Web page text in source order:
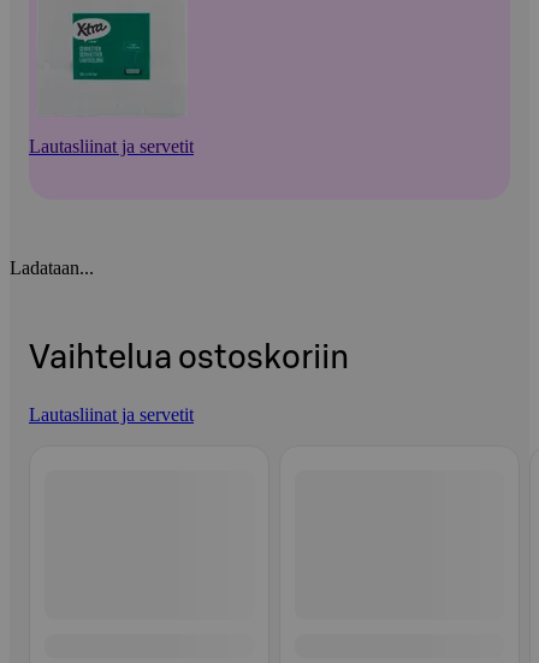
Lautasliinat ja servetit
Ladataan...
Vaihtelua ostoskoriin
Lautasliinat ja servetit